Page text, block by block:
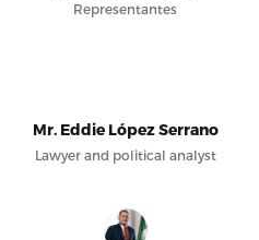
Representantes
Mr. Eddie López Serrano
Lawyer and political analyst